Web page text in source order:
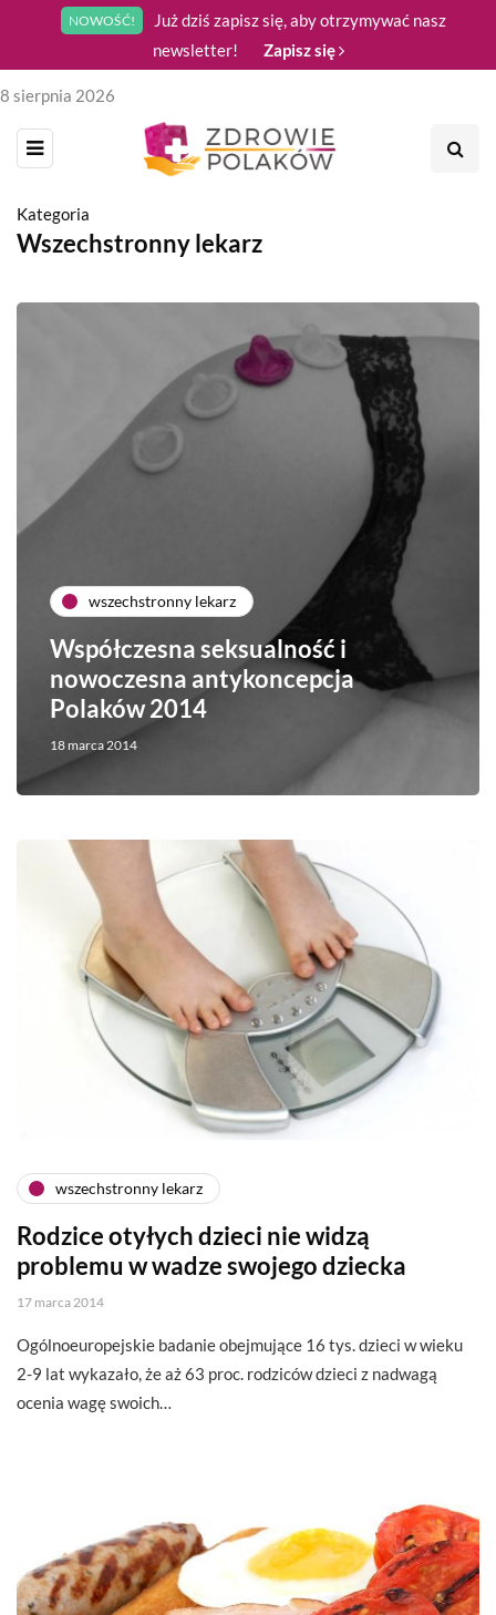
NOWOŚĆ!
Już dziś zapisz się, aby otrzymywać nasz
newsletter!
Zapisz się
8 sierpnia 2026
Kategoria
Wszechstronny lekarz
wszechstronny lekarz
Współczesna seksualność i
nowoczesna antykoncepcja
Polaków 2014
18 marca 2014
wszechstronny lekarz
Rodzice otyłych dzieci nie widzą
problemu w wadze swojego dziecka
17 marca 2014
Ogólnoeuropejskie badanie obejmujące 16 tys. dzieci w wieku
2-9 lat wykazało, że aż 63 proc. rodziców dzieci z nadwagą
ocenia wagę swoich…